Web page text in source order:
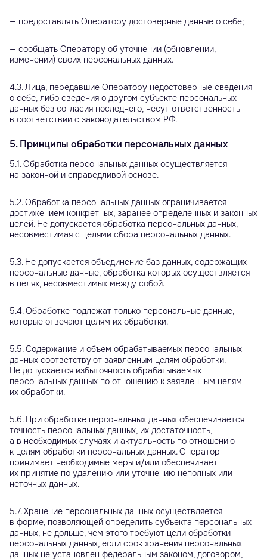
— предоставлять Оператору достоверные данные о себе;
— сообщать Оператору об уточнении (обновлении,
изменении) своих персональных данных.
4.3. Лица, передавшие Оператору недостоверные сведения
о себе, либо сведения о другом субъекте персональных
данных без согласия последнего, несут ответственность
в соответствии с законодательством РФ.
5. Принципы обработки персональных данных
5.1. Обработка персональных данных осуществляется
на законной и справедливой основе.
5.2. Обработка персональных данных ограничивается
достижением конкретных, заранее определенных и законных
целей. Не допускается обработка персональных данных,
несовместимая с целями сбора персональных данных.
5.3. Не допускается объединение баз данных, содержащих
персональные данные, обработка которых осуществляется
в целях, несовместимых между собой.
5.4. Обработке подлежат только персональные данные,
которые отвечают целям их обработки.
5.5. Содержание и объем обрабатываемых персональных
данных соответствуют заявленным целям обработки.
Не допускается избыточность обрабатываемых
персональных данных по отношению к заявленным целям
их обработки.
5.6. При обработке персональных данных обеспечивается
точность персональных данных, их достаточность,
а в необходимых случаях и актуальность по отношению
к целям обработки персональных данных. Оператор
принимает необходимые меры и/или обеспечивает
их принятие по удалению или уточнению неполных или
неточных данных.
5.7. Хранение персональных данных осуществляется
в форме, позволяющей определить субъекта персональных
данных, не дольше, чем этого требуют цели обработки
персональных данных, если срок хранения персональных
данных не установлен федеральным законом, договором,